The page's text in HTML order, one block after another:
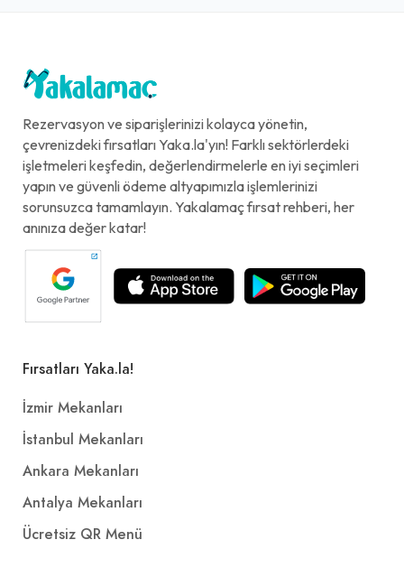
Rezervasyon ve siparişlerinizi kolayca yönetin,
çevrenizdeki fırsatları Yaka.la'yın! Farklı sektörlerdeki
işletmeleri keşfedin, değerlendirmelerle en iyi seçimleri
yapın ve güvenli ödeme altyapımızla işlemlerinizi
sorunsuzca tamamlayın. Yakalamaç fırsat rehberi, her
anınıza değer katar!
Fırsatları Yaka.la!
İzmir Mekanları
İstanbul Mekanları
Ankara Mekanları
Antalya Mekanları
Ücretsiz QR Menü